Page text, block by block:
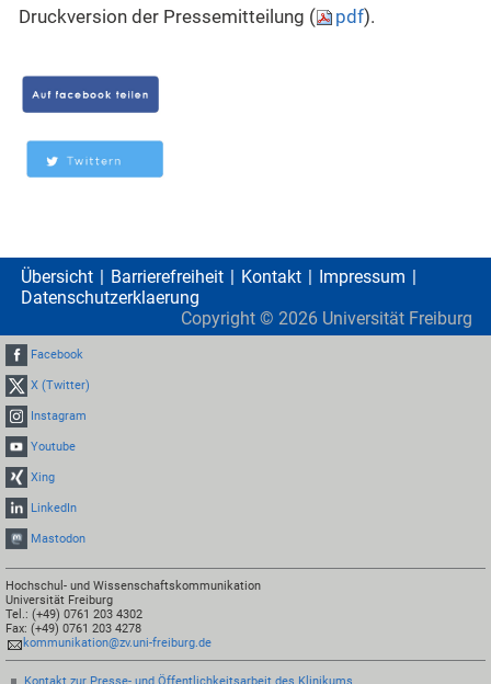
Druckversion der Pressemitteilung ( pdf).
Übersicht Barrierefreiheit Kontakt
Impressum
Datenschutzerklaerung
Copyright © 2026 Universität Freiburg
Facebook
X (Twitter)
Instagram
Youtube
Xing
LinkedIn
Mastodon
Hochschul- und Wissenschaftskommunikation
Universität Freiburg
Tel.: (+49) 0761 203 4302
Fax: (+49) 0761 203 4278
kommunikation@zv.uni-freiburg.de